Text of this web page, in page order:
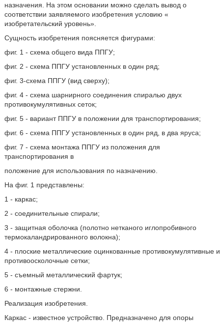
назначения. На этом основании можно сделать вывод о
соответствии заявляемого изобретения условию «
изобретательский уровень».
Сущность изобретения поясняется фигурами:
фиг. 1 - схема общего вида ППГУ;
фиг. 2 - схема ППГУ установленных в один ряд;
фиг. 3-схема ППГУ (вид сверху);
фиг. 4 - схема шарнирного соединения спиралью двух
противокумулятивных сеток;
фиг. 5 - вариант ППГУ в положении для транспортирования;
фиг. 6 - схема ППГУ установленных в один ряд, в два яруса;
фиг. 7 - схема монтажа ППГУ из положения для
транспортирования в
положение для использования по назначению.
На фиг. 1 представлены:
1 - каркас;
2 - соединительные спирали;
3 - защитная оболочка (полотно нетканого иглопробивного
термокаландрированного волокна);
4 - плоские металлические оцинкованные противокумулятивные и
противоосколочные сетки;
5 - съемный металлический фартук;
6 - монтажные стержни.
Реализация изобретения.
Каркас - известное устройство. Предназначено для опоры